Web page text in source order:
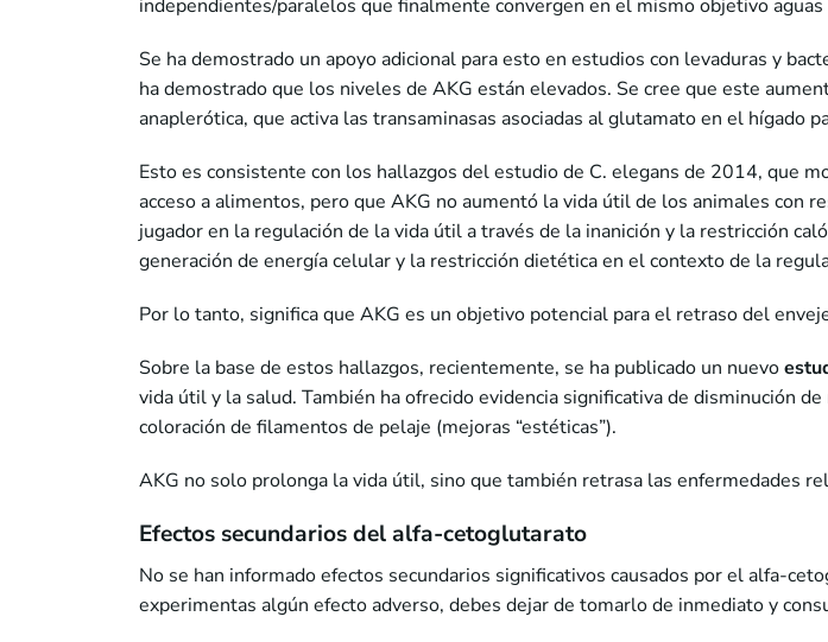
independientes/paralelos que finalmente convergen en el mismo objetivo aguas
Se ha demostrado un apoyo adicional para esto en estudios con levaduras y
ha demostrado que los niveles de AKG están elevados. Se cree que este
anaplerótica, que activa las transaminasas asociadas al glutamato en el hígado
Esto es consistente con los hallazgos del estudio de C. elegans de 2014, que
acceso a alimentos, pero que AKG no aumentó la vida útil de los animales con
jugador en la regulación de la vida útil a través de la inanición y la restricción
generación de energía celular y la restricción dietética en el contexto de la
Por lo tanto, significa que AKG es un objetivo potencial para el retraso del
Sobre la base de estos hallazgos, recientemente, se ha publicado un nuevo
vida útil y la salud. También ha ofrecido evidencia significativa de disminución
coloración de filamentos de pelaje (mejoras “estéticas”).
AKG no solo prolonga la vida útil, sino que también retrasa las enfermedades
Efectos secundarios del alfa-cetoglutarato
No se han informado efectos secundarios significativos causados por el alfa-
experimentas algún efecto adverso, debes dejar de tomarlo de inmediato y